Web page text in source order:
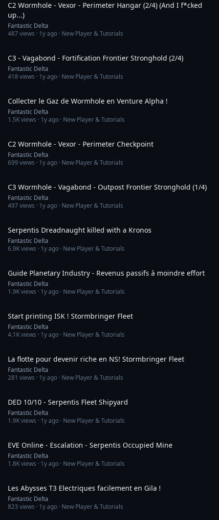
C2 Wormhole - Vexor - Perimeter Hangar (2/4) (And I f*cked
up...)
Fantastic Delta
487views · 1y ago · New Player & Tutorials
C3 - Vagabond - Fortification Frontier Stronghold (2/4)
Fantastic Delta
418views · 1y ago · New Player & Tutorials
Collecter le Gaz de Wormhole en Venture Alpha !
Fantastic Delta
1.5Kviews · 1y ago · New Player & Tutorials
C2 Wormhole - Vexor - Perimeter Checkpoint
Fantastic Delta
699views · 1y ago · New Player & Tutorials
C3 Wormhole - Vagabond - Outpost Frontier Stronghold (1/4)
Fantastic Delta
497views · 1y ago · New Player & Tutorials
Serpentis Dreadnaught killed with a Kronos
Fantastic Delta
6.9Kviews · 1y ago · New Player & Tutorials
Guide Planetary Industry - Revenus passifs à moindre effort
Fantastic Delta
1.9Kviews · 1y ago · New Player & Tutorials
Start printing ISK ! Stormbringer Fleet
Fantastic Delta
4.1Kviews · 1y ago · New Player & Tutorials
La flotte pour devenir riche en NS! Stormbringer Fleet
Fantastic Delta
281 views · 1y ago · New Player & Tutorials
DED 10/10 - Serpentis Fleet Shipyard
Fantastic Delta
1.9Kviews · 1y ago · New Player & Tutorials
EVE Online - Escalation - Serpentis Occupied Mine
Fantastic Delta
1.8Kviews · 1y ago · New Player & Tutorials
Les Abysses T3 Electriques facilement en Gila !
Fantastic Delta
823 views · 1y ago · New Player & Tutorials